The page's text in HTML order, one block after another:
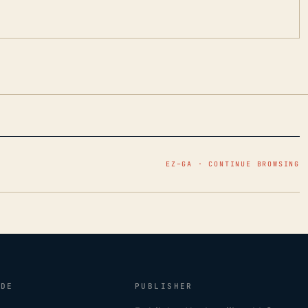
EZ–GA · CONTINUE BROWSING
PUBLISHER